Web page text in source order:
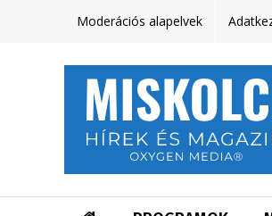
Moderációs alapelvek